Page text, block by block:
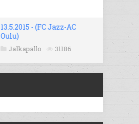
13.5.2015 - (FC Jazz-AC
Oulu)
Jalkapallo 31186